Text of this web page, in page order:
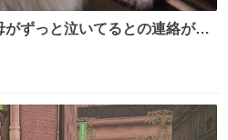
ずっと泣いてるとの連絡があ
家族が避難する中1匹で2階に
た子だった😢私の家族を支え